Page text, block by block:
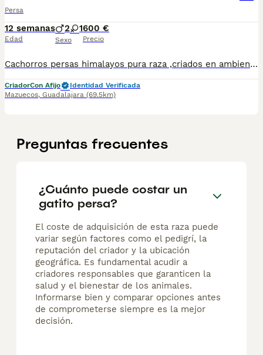
Persa
12 semanas
Edad
2 1
Sexo
600 €
Precio
Cachorros persas himalayos pura raza ,criados en ambiente familiar,revisión veterinaria, desparasitados,vacunas,libres de inmunodeficiencia, leucemia y PKD,se envían a toda España
CriadorCon Afijo
Identidad Verificada
Mazuecos, Guadalajara (69.5km)
Preguntas frecuentes
¿Cuánto puede costar un
gatito persa?
El coste de adquisición de esta raza puede
variar según factores como el pedigrí, la
reputación del criador y la ubicación
geográfica. Es fundamental acudir a
criadores responsables que garanticen la
salud y el bienestar de los animales.
Informarse bien y comparar opciones antes
de comprometerse siempre es la mejor
decisión.